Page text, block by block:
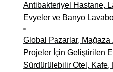
Antibakteriyel Hastane,
Evyeler ve Banyo
Global Pazarlar, Mağaza
Projeler İçin Geliştirilen
Sürdürülebilir Otel, Kafe,